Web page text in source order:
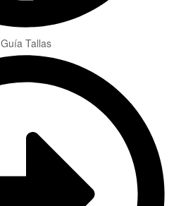
Guía Tallas